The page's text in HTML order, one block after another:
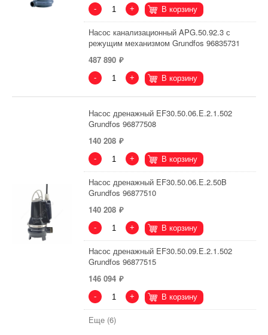
- + В корзину
Насос канализационный APG.50.92.3 с
режущим механизмом Grundfos 96835731
487 890
- + В корзину
Насос дренажный EF30.50.06.E.2.1.502
Grundfos 96877508
140 208
- + В корзину
Насос дренажный EF30.50.06.E.2.50B
Grundfos 96877510
140 208
- + В корзину
Насос дренажный EF30.50.09.E.2.1.502
Grundfos 96877515
146 094
- + В корзину
Еще (6)